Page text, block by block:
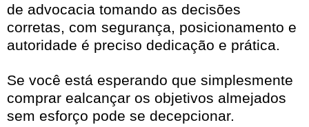
de advocacia tomando as decisões
corretas, com segurança, posicionamento e
autoridade é preciso dedicação e prática.
Se você está esperando que simplesmente
comprar ealcançar os objetivos almejados
sem esforço pode se decepcionar.